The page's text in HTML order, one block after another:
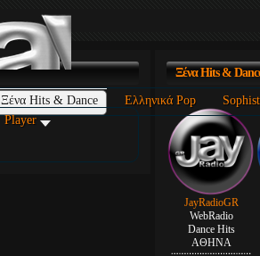
Ξένα Hits & Dance Ελληνικά Pop
Player
ΞέναHits &
JayRadioGR
WebRadio
Dance Hits
ΑΘΗΝΑ